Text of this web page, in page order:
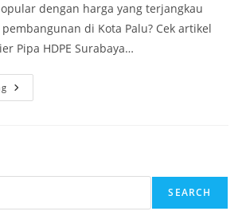
dengan harga yang terjangkau
di Kota Palu? Cek artikel
Pipa HDPE Surabaya…
SEARCH